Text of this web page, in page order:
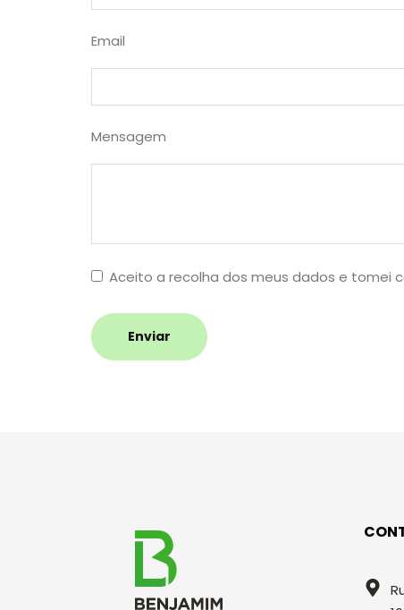
Email
Mensagem
Aceito a recolha dos meus dados e tomei
Enviar